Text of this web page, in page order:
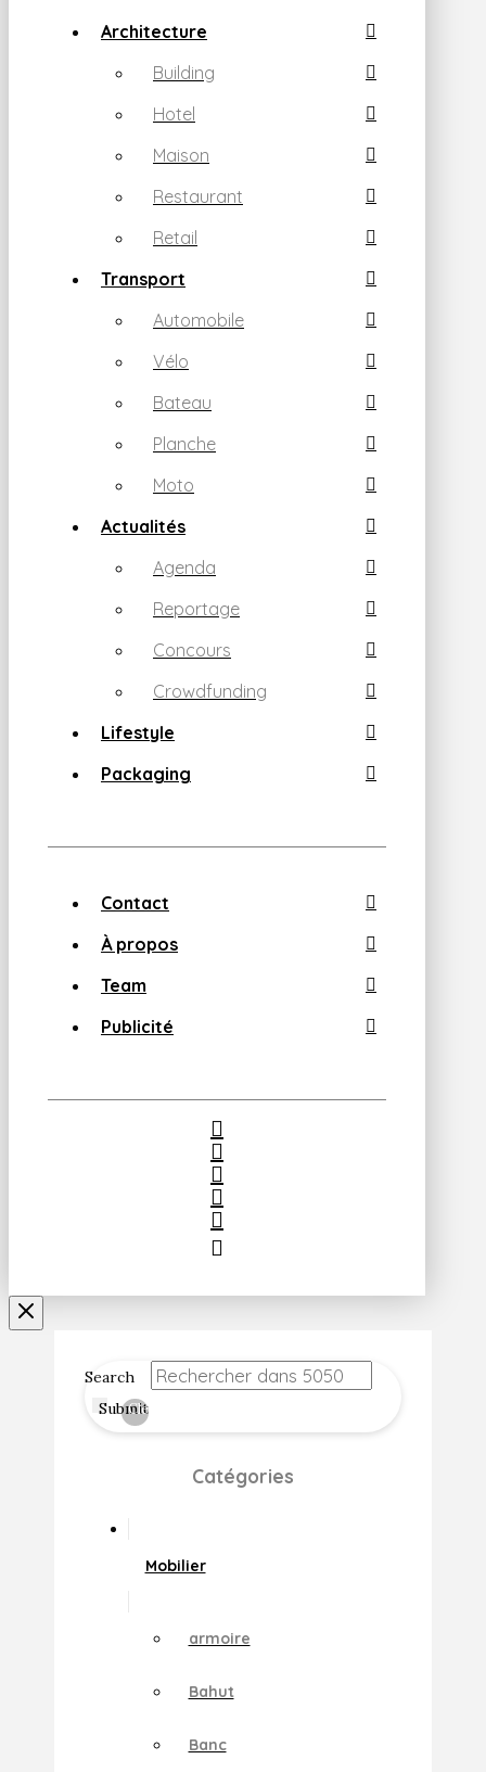
Architecture
Building
Hotel
Maison
Restaurant
Retail
Transport
Automobile
Vélo
Bateau
Planche
Moto
Actualités
Agenda
Reportage
Concours
Crowdfunding
Lifestyle
Packaging
Contact
À propos
Team
Publicité
Search
Submit
Clear
Catégories
Mobilier
armoire
Bahut
Banc